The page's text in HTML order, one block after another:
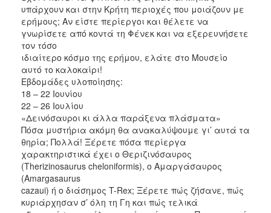
υπάρχουν και στην Κρήτη περιοχές που μοιάζουν με
ερήμους; Αν είστε περίεργοι και θέλετε να
γνωρίσετε από κοντά τη Φένεκ και να εξερευνήσετε
τον τόσο
ιδιαίτερο κόσμο της ερήμου, ελάτε στο Μουσείο
αυτό το καλοκαίρι!
Εβδομάδες υλοποίησης:
18 – 22 Ιουνίου
22 – 26 Ιουλίου
«Δεινόσαυροι κι άλλα παράξενα πλάσματα»
Πόσα μυστήρια ακόμη θα ανακαλύψουμε γι’ αυτά τα
θηρία; Πολλά! Ξέρετε πόσα περίεργα
χαρακτηριστικά έχει ο Θεριζινόσαυρος
(Therizinosaurus cheloniformis), ο Αμαργάσαυρος
(Amargasaurus
cazaui) ή ο διάσημος T-Rex; Ξέρετε πώς ζήσανε, πώς
κυριάρχησαν σ’ όλη τη Γη και πώς τελικά